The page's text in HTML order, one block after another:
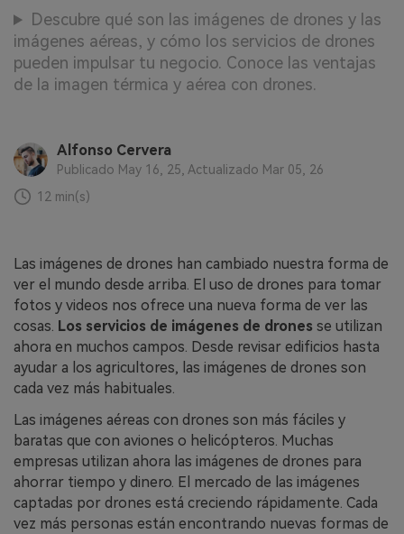
Descubre qué son las imágenes de drones y las
imágenes aéreas, y cómo los servicios de drones
pueden impulsar tu negocio. Conoce las ventajas
de la imagen térmica y aérea con drones.
Alfonso Cervera
Publicado May 16, 25, Actualizado Mar 05, 26
12 min(s)
Las imágenes de drones han cambiado nuestra forma de
ver el mundo desde arriba. El uso de drones para tomar
fotos y videos nos ofrece una nueva forma de ver las
cosas. Los servicios de imágenes de drones se utilizan
ahora en muchos campos. Desde revisar edificios hasta
ayudar a los agricultores, las imágenes de drones son
cada vez más habituales.
Las imágenes aéreas con drones son más fáciles y
baratas que con aviones o helicópteros. Muchas
empresas utilizan ahora las imágenes de drones para
ahorrar tiempo y dinero. El mercado de las imágenes
captadas por drones está creciendo rápidamente. Cada
vez más personas están encontrando nuevas formas de